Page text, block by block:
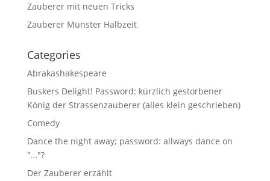
Zauberer mit neuen Tricks
Zauberer Münster Halbzeit
Categories
Abrakashakespeare
Buskers Delight! Password: kürzlich gestorbener
König der Strassenzauberer (alles klein geschrieben)
Comedy
Dance the night away; password: allways dance on
"…"?
Der Zauberer erzählt